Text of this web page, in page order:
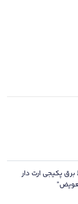
پکیجی ارت دار